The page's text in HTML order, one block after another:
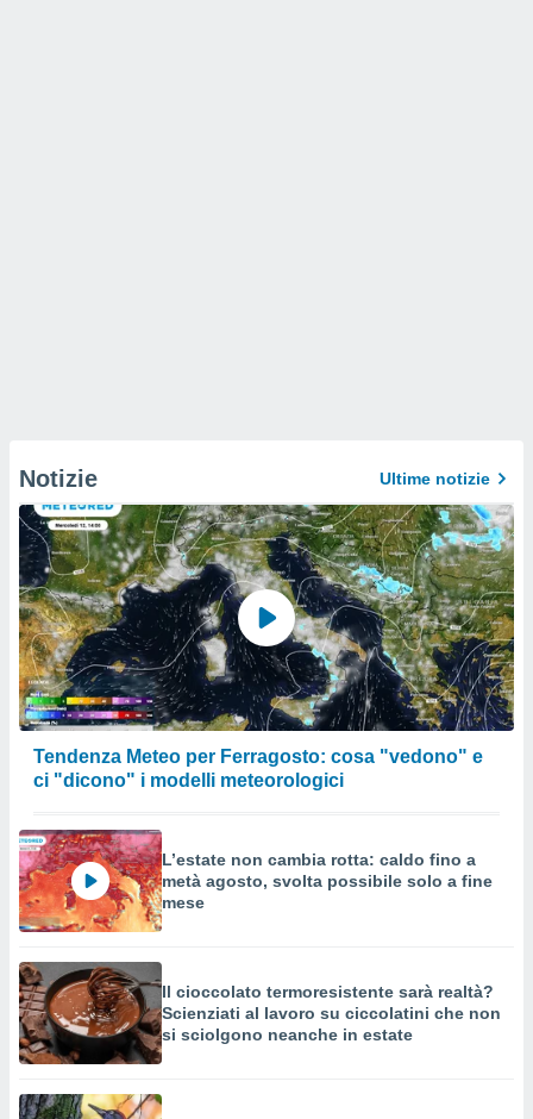
Notizie Ultime notizie
Tendenza Meteo per Ferragosto: cosa "vedono" e
ci "dicono" i modelli meteorologici
L’estate non cambia rotta: caldo fino a
metà agosto, svolta possibile solo a fine
mese
Il cioccolato termoresistente sarà realtà?
Scienziati al lavoro su ciccolatini che non
si sciolgono neanche in estate